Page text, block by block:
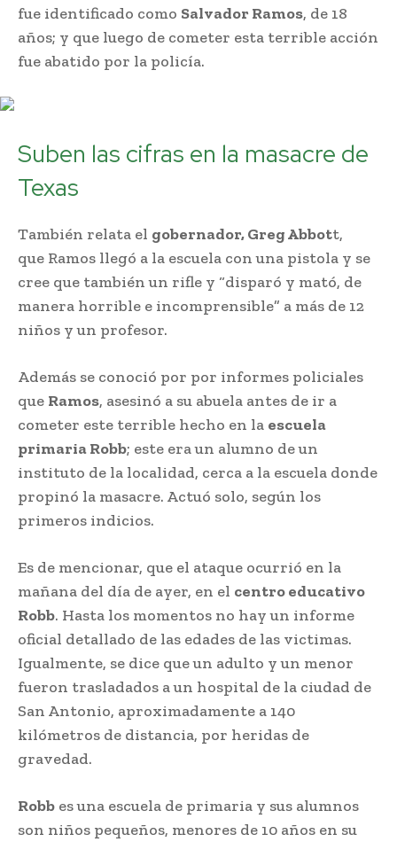
fue identificado como Salvador Ramos, de 18
años; y que luego de cometer esta terrible acción
fue abatido por la policía.
Suben las cifras en la masacre de
Texas
También relata el gobernador, Greg Abbott,
que Ramos llegó a la escuela con una pistola y se
cree que también un rifle y “disparó y mató, de
manera horrible e incomprensible” a más de 12
niños y un profesor.
Además se conoció por por informes policiales
que Ramos, asesinó a su abuela antes de ir a
cometer este terrible hecho en la escuela
primaria Robb; este era un alumno de un
instituto de la localidad, cerca a la escuela donde
propinó la masacre. Actuó solo, según los
primeros indicios.
Es de mencionar, que el ataque ocurrió en la
mañana del día de ayer, en el centro educativo
Robb. Hasta los momentos no hay un informe
oficial detallado de las edades de las victimas.
Igualmente, se dice que un adulto y un menor
fueron trasladados a un hospital de la ciudad de
San Antonio, aproximadamente a 140
kilómetros de distancia, por heridas de
gravedad.
Robb es una escuela de primaria y sus alumnos
son niños pequeños, menores de 10 años en su